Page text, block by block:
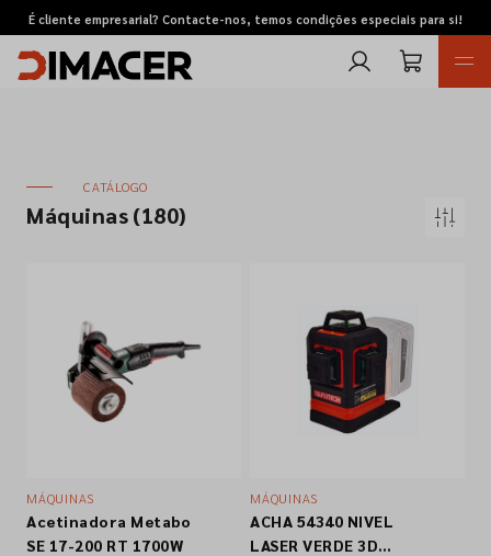
É cliente empresarial? Contacte-nos, temos condições especiais para si!
Pedidos de cotação
Marcas
Empresa
CATÁLOGO
Máquinas(180)
MÁQUINAS
Acetinadora Metabo
SE 17-200 RT 1700W
MÁQUINAS
ACHA 54340 NIVEL
LASER VERDE 3D